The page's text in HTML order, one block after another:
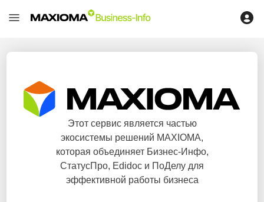
Этот сервис является частью
экосистемы решений MAXIOMA,
которая объединяет Бизнес-Инфо,
СтатусПро, Edidoc и ПоДелу для
эффективной работы бизнеса